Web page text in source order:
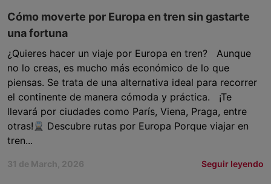
Cómo moverte por Europa en tren sin gastarte
una fortuna
¿Quieres hacer un viaje por Europa en tren? Aunque
no lo creas, es mucho más económico de lo que
piensas. Se trata de una alternativa ideal para recorrer
el continente de manera cómoda y práctica. ¡Te
llevará por ciudades como París, Viena, Praga, entre
otras!
Descubre rutas por Europa Porque viajar en
tren...
31 de March, 2026 Seguir leyendo